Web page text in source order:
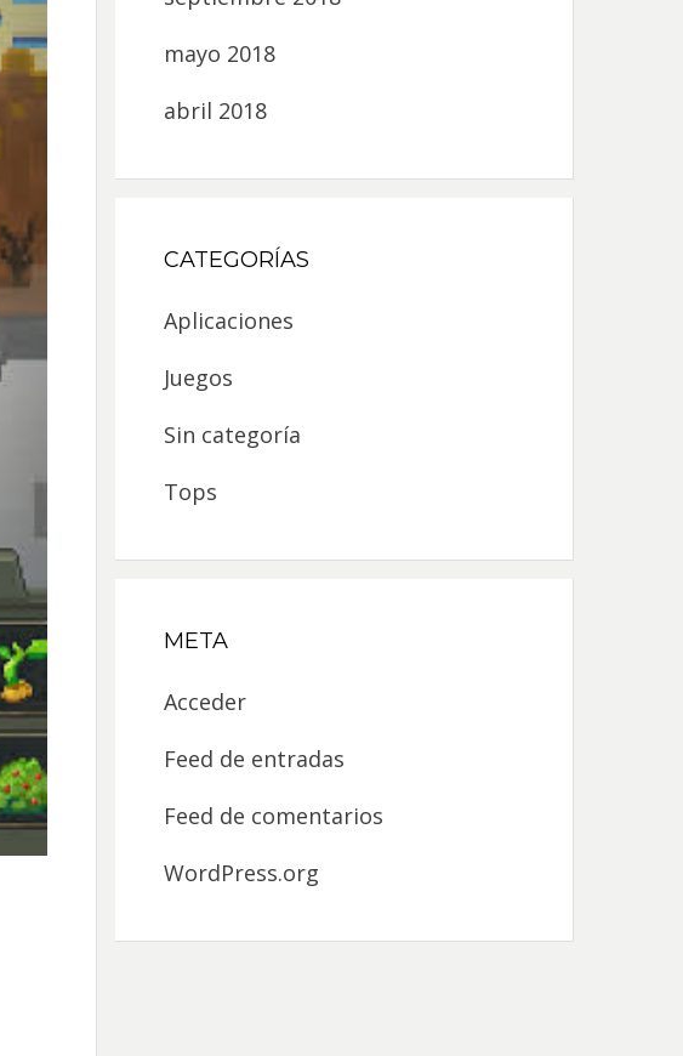
mayo 2018
abril 2018
CATEGORÍAS
Aplicaciones
Juegos
Sin categoría
Tops
META
Acceder
Feed de entradas
Feed de comentarios
WordPress.org